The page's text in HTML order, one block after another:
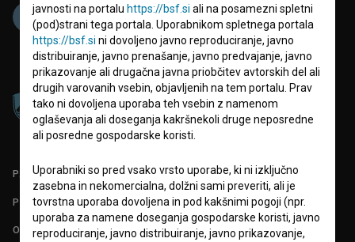
PARTNERJI
POGOJI UPORABE
O PROJEKTU
javnosti na portalu https://bsf.si ali na posamezni spletni
(pod)strani tega portala. Uporabnikom spletnega portala
https://bsf.si ni dovoljeno javno reproduciranje, javno
distribuiranje, javno prenašanje, javno predvajanje, javno
prikazovanje ali drugačna javna priobčitev avtorskih del ali
drugih varovanih vsebin, objavljenih na tem portalu. Prav
tako ni dovoljena uporaba teh vsebin z namenom
oglaševanja ali doseganja kakršnekoli druge neposredne
ali posredne gospodarske koristi.
Uporabniki so pred vsako vrsto uporabe, ki ni izključno
zasebna in nekomercialna, dolžni sami preveriti, ali je
tovrstna uporaba dovoljena in pod kakšnimi pogoji (npr.
uporaba za namene doseganja gospodarske koristi, javno
reproduciranje, javno distribuiranje, javno prikazovanje,